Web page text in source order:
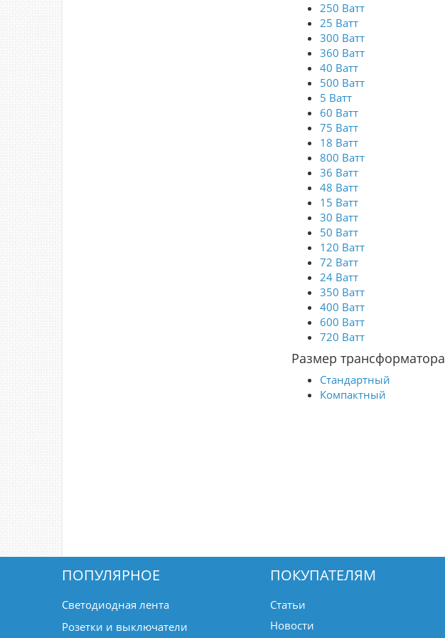
250 Ватт
25 Ватт
300 Ватт
360 Ватт
40 Ватт
500 Ватт
5 Ватт
60 Ватт
75 Ватт
18 Ватт
800 Ватт
36 Ватт
48 Ватт
15 Ватт
30 Ватт
50 Ватт
120 Ватт
72 Ватт
24 Ватт
350 Ватт
400 Ватт
600 Ватт
720 Ватт
Размер трансформатора
Стандартный
Компактный
ПОПУЛЯРНОЕ
Светодиодная лента
Розетки и выключатели
ПОКУПАТЕЛЯМ
Статьи
Новости